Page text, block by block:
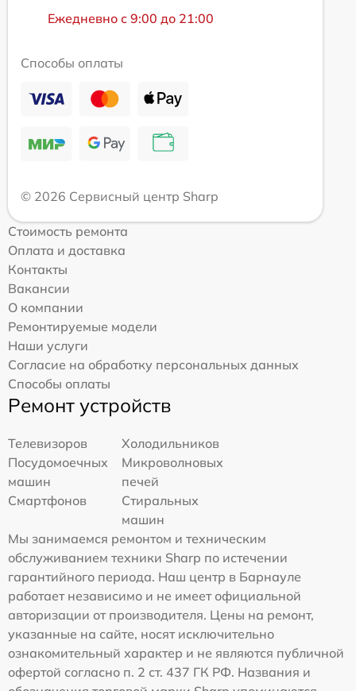
Ежедневно с 9:00 до 21:00
Способы оплаты
© 2026 Сервисный центр Sharp
Стоимость ремонта
Оплата и доставка
Контакты
Вакансии
О компании
Ремонтируемые модели
Наши услуги
Согласие на обработку персональных данных
Способы оплаты
Ремонт устройств
Телевизоров
Холодильников
Посудомоечных
машин
Микроволновых
печей
Смартфонов
Стиральных
машин
Мы занимаемся ремонтом и техническим
обслуживанием техники Sharp по истечении
гарантийного периода. Наш центр в Барнауле
работает независимо и не имеет официальной
авторизации от производителя. Цены на ремонт,
указанные на сайте, носят исключительно
ознакомительный характер и не являются публичной
офертой согласно п. 2 ст. 437 ГК РФ. Названия и